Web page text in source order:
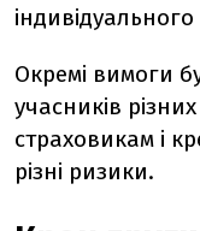
Окремі вимоги
учасників
страховикам і
різні ризики.